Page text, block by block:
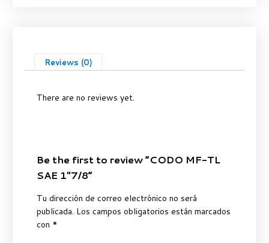
Reviews (0)
There are no reviews yet.
Be the first to review “CODO MF-TL
SAE 1″7/8”
Tu dirección de correo electrónico no será
publicada. Los campos obligatorios están marcados
con *